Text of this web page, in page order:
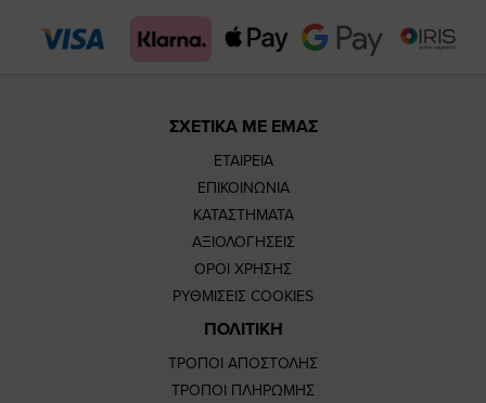
pagepage
ΣΧΕΤΙΚΑ ΜΕ ΕΜΑΣ
ΕΤΑΙΡΕΙΑ
ΕΠΙΚΟΙΝΩΝΙΑ
ΚΑΤΑΣΤΗΜΑΤΑ
ΑΞΙΟΛΟΓΗΣΕΙΣ
ΟΡΟΙ ΧΡΗΣΗΣ
ΡΥΘΜΙΣΕΙΣ COOKIES
ΠΟΛΙΤΙΚΗ
ΤΡΟΠΟΙ ΑΠΟΣΤΟΛΗΣ
ΤΡΟΠΟΙ ΠΛΗΡΩΜΗΣ